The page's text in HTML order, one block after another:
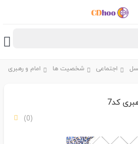
اجتماعی شخصیت ها امام و رهبری
کد7
(0)